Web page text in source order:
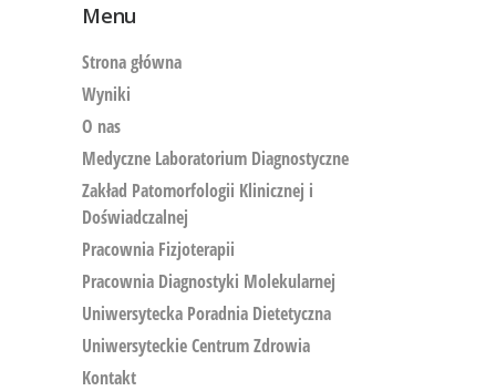
Menu
Strona główna
Wyniki
O nas
Medyczne Laboratorium Diagnostyczne
Zakład Patomorfologii Klinicznej i
Doświadczalnej
Pracownia Fizjoterapii
Pracownia Diagnostyki Molekularnej
Uniwersytecka Poradnia Dietetyczna
Uniwersyteckie Centrum Zdrowia
Kontakt